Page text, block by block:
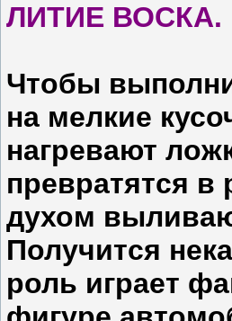
ЛИТИЕ ВОСКА.
Чтобы
на мелкие
нагревают
превратятся
духом
Получится
роль играет